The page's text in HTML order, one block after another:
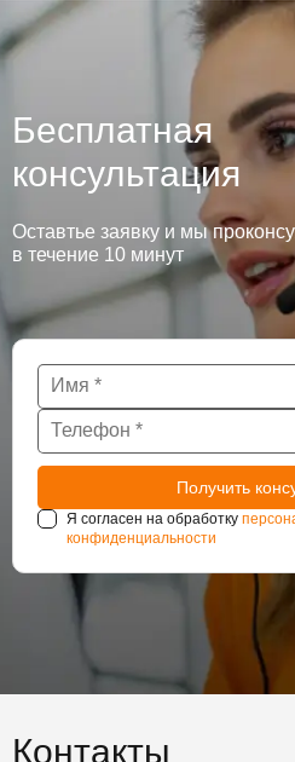
Бесплатная
консультация
Оставтье заявку и мы
в течение 10 минут
Я согласен на обработку
конфиденциальности
Контакты